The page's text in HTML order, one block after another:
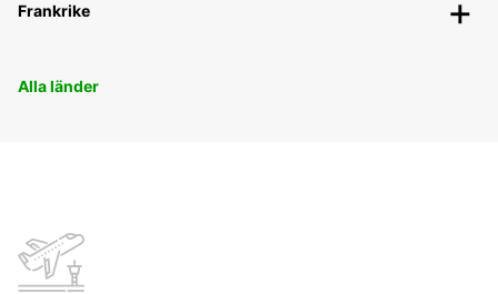
Frankrike
Alla länder